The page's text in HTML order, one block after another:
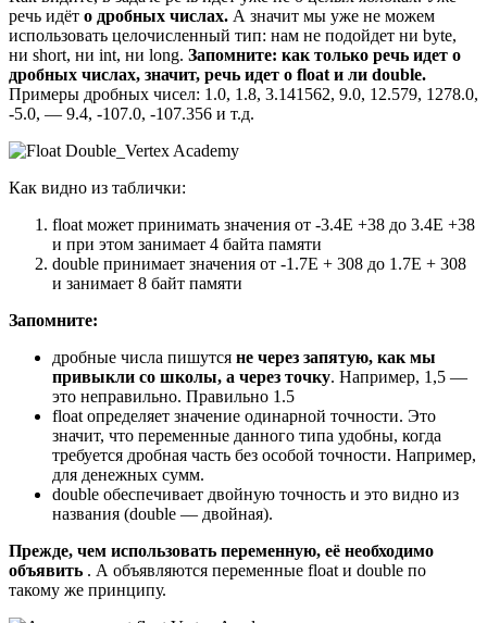
речь идёт о дробных числах. А значит мы уже не можем
использовать целочисленный тип: нам не подойдет ни byte,
ни short, ни int, ни long. Запомните: как только речь идет о
дробных числах, значит, речь идет о float и ли double.
Примеры дробных чисел: 1.0, 1.8, 3.141562, 9.0, 12.579, 1278.0,
-5.0, — 9.4, -107.0, -107.356 и т.д.
Как видно из таблички:
float может принимать значения от -3.4Е +38 до 3.4Е +38
и при этом занимает 4 байта памяти
double принимает значения от -1.7E + 308 до 1.7Е + 308
и занимает 8 байт памяти
Запомните:
дробные числа пишутся не через запятую, как мы
привыкли со школы, а через точку. Например, 1,5 —
это неправильно. Правильно 1.5
float определяет значение одинарной точности. Это
значит, что переменные данного типа удобны, когда
требуется дробная часть без особой точности. Например,
для денежных сумм.
double обеспечивает двойную точность и это видно из
названия (double — двойная).
Прежде, чем использовать переменную, её необходимо
объявить . А объявляются переменные float и double по
такому же принципу.